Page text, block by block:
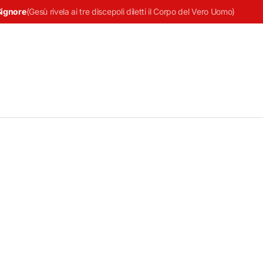
(Gesù rivela ai tre discepoli diletti il Corpo del Vero Uomo)